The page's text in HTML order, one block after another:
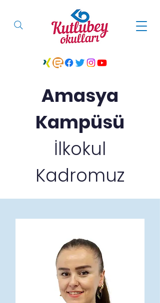
Amasya
Kampüsü
İlkokul
Kadromuz